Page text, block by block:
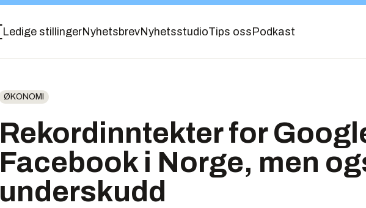
Ledige stillingerNyhetsbrevNyhetsstudioTips oss Podkast
ØKONOMI
Rekordinntekter for
Facebook i Norge, men
underskudd